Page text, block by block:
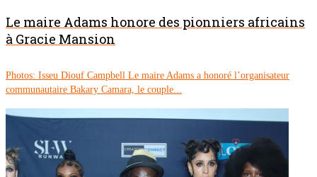
Le maire Adams honore des pionniers africains
à Gracie Mansion
Photos: Isseu Diouf Campbell Le maire Adams a honoré l’organisateur
communautaire Bakary Camara, le couple...